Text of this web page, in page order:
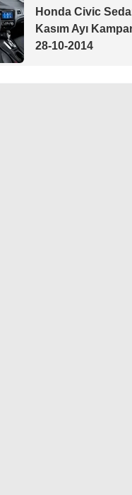
Honda Civic
Kasım Ayı
28-10-2014